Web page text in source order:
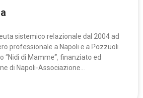
sistemico relazionale dal 2004 ad
professionale a Napoli e a Pozzuoli.
“Nidi di Mamme”, finanziato ed
di Napoli-Associazione…